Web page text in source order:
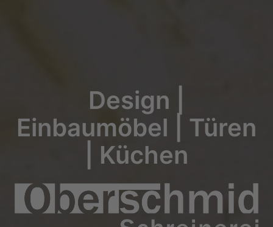
Design |
Einbaumöbel | Türen
| Küchen